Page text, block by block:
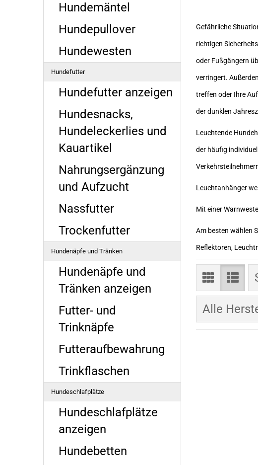
Gefährliche
richtigen
oder Fußgängern
verringert.
treffen oder Ihre
der dunklen
Leuchtende
der häufig
Leuchtanhänger
Mit einer
Am besten wählen
Reflektoren,
Alle
Hundemäntel
Hundepullover
Hundewesten
Hundefutter
Hundefutter anzeigen
Hundesnacks,
Hundeleckerlies und
Kauartikel
Nahrungsergänzung
und Aufzucht
Nassfutter
Trockenfutter
Hundenäpfe und Tränken
Hundenäpfe und
Tränken anzeigen
Futter- und
Trinknäpfe
Futteraufbewahrung
Trinkflaschen
Hundeschlafplätze
Hundeschlafplätze
anzeigen
Hundebetten